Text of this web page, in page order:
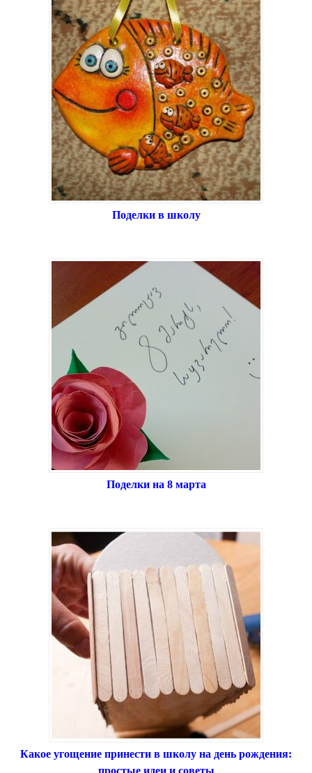
Поделки в школу
Поделки на 8 марта
Какое угощение принести в школу на день рождения:
простые идеи и советы